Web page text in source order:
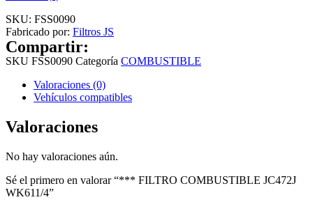
SKU: FSS0090
Fabricado por: Filtros JS
Compartir:
SKU FSS0090 Categoría COMBUSTIBLE
Valoraciones (0)
Vehículos compatibles
Valoraciones
No hay valoraciones aún.
Sé el primero en valorar “*** FILTRO COMBUSTIBLE JC472J
WK611/4”